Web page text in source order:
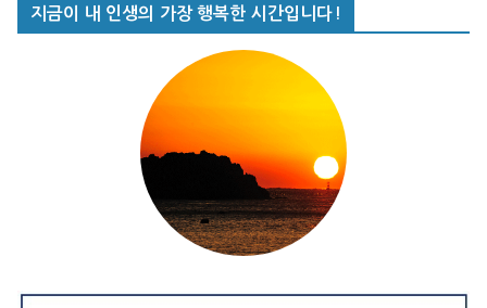
지금이 내 인생의 가장 행복한 시간입니다!